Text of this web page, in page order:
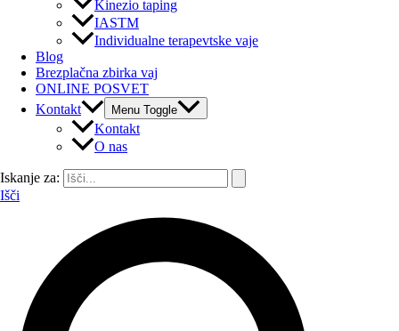
Kinezio taping
IASTM
Individualne terapevtske vaje
Blog
Brezplačna zbirka vaj
ONLINE POSVET
Kontakt
Menu Toggle
Kontakt
O nas
Iskanje za:
Išči